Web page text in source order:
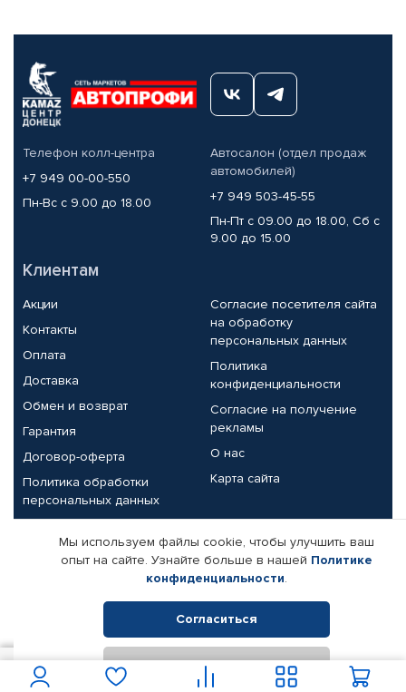
Телефон колл-центра
+7 949 00-00-550
Пн-Вс с 9.00 до 18.00
Автосалон (отдел продаж
автомобилей)
+7 949 503-45-55
Пн-Пт с 09.00 до 18.00, Сб с
9.00 до 15.00
Клиентам
Акции
Контакты
Оплата
Доставка
Обмен и возврат
Гарантия
Договор-оферта
Политика обработки
персональных данных
Согласие посетителя сайта
на обработку
персональных данных
Политика
конфиденциальности
Согласие на получение
рекламы
О нас
Карта сайта
Партнерам
Корпоративным клиентам
Поставщикам
Реквизиты компании
© КАМАЗ ЦЕНТР ДОНЕЦК, 2015-2026. Все права защищены.
Интернет-магазин автомобильных товаров Автопрофи.
Мы используем файлы cookie, чтобы улучшить ваш
опыт на сайте. Узнайте больше в нашей Политике
конфиденциальности.
Согласиться
Отклонить
В корзину